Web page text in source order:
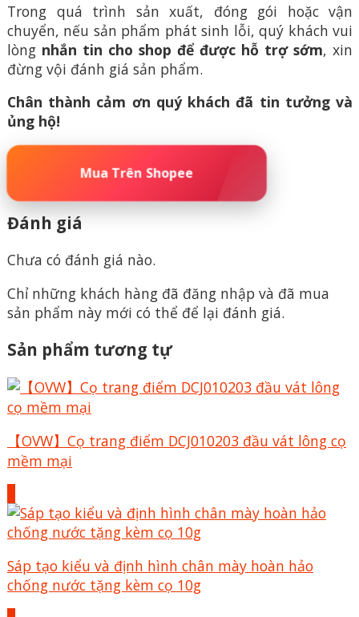
Trong quá trình sản xuất, đóng gói hoặc vận
chuyển, nếu sản phẩm phát sinh lỗi, quý khách vui
lòng nhắn tin cho shop để được hỗ trợ sớm, xin
đừng vội đánh giá sản phẩm.
Chân thành cảm ơn quý khách đã tin tưởng và
ủng hộ!
🚀 ĐẶT MUA NGAY – SỐ LƯỢNG CÓ HẠN
Đánh giá
Chưa có đánh giá nào.
Chỉ những khách hàng đã đăng nhập và đã mua
sản phẩm này mới có thể để lại đánh giá.
Sản phẩm tương tự
【OVW】Cọ trang điểm DCJ010203 đầu vát lông cọ
mềm mại
Sáp tạo kiểu và định hình chân mày hoàn hảo
chống nước tặng kèm cọ 10g